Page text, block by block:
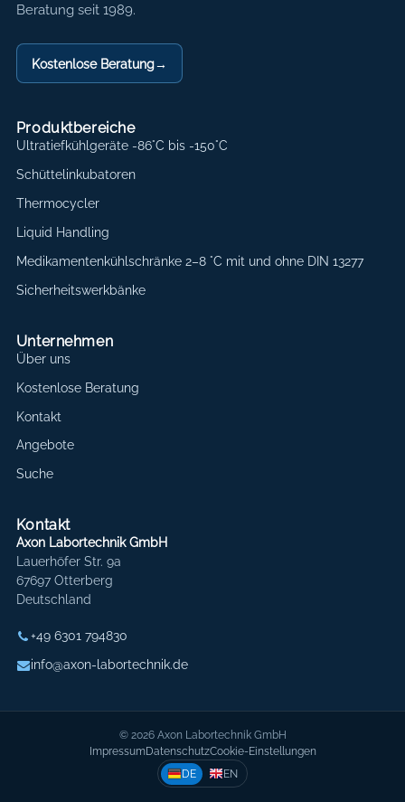
Beratung seit 1989.
Kostenlose Beratung→
Produktbereiche
Ultratiefkühlgeräte -86°C bis -150°C
Schüttelinkubatoren
Thermocycler
Liquid Handling
Medikamentenkühlschränke 2–8 °C mit und ohne DIN 13277
Sicherheitswerkbänke
Unternehmen
Über uns
Kostenlose Beratung
Kontakt
Angebote
Suche
Kontakt
Axon Labortechnik GmbH
Lauerhöfer Str. 9a
67697 Otterberg
Deutschland
+49 6301 794830
info@axon-labortechnik.de
© 2026 Axon Labortechnik GmbH
ImpressumDatenschutzCookie-Einstellungen
DE
EN